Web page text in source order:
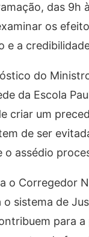
das 9h
os
e a
do
da Escola
criar um
de ser
assédio
o Corregedor
sistema de
para